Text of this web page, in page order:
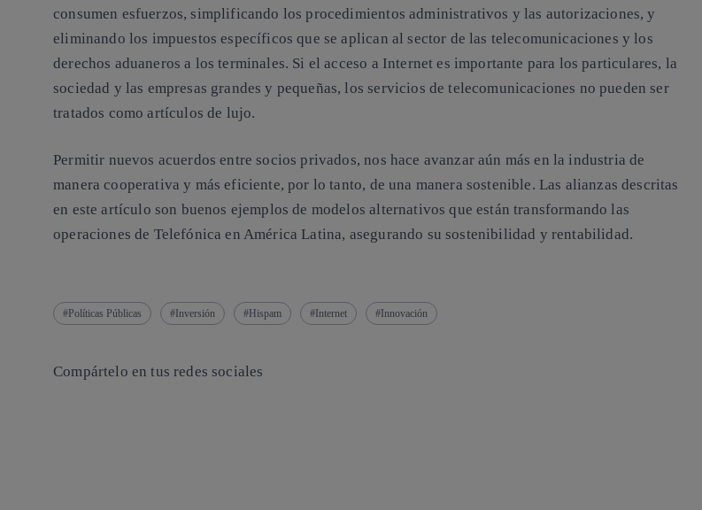
consumen esfuerzos, simplificando los procedimientos administrativos y las autorizaciones, y
eliminando los impuestos específicos que se aplican al sector de las telecomunicaciones y los
derechos aduaneros a los terminales. Si el acceso a Internet es importante para los particulares, la
sociedad y las empresas grandes y pequeñas, los servicios de telecomunicaciones no pueden ser
tratados como artículos de lujo.
Permitir nuevos acuerdos entre socios privados, nos hace avanzar aún más en la industria de
manera cooperativa y más eficiente, por lo tanto, de una manera sostenible. Las alianzas descritas
en este artículo son buenos ejemplos de modelos alternativos que están transformando las
operaciones de Telefónica en América Latina, asegurando su sostenibilidad y rentabilidad.
Políticas Públicas Inversión Hispam Internet Innovación
Compártelo en tus redes sociales